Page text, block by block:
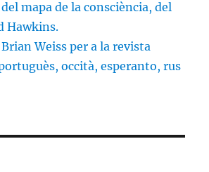
mapa de la consciència, del
Hawkins.
Weiss per a la revista
occità, esperanto, rus